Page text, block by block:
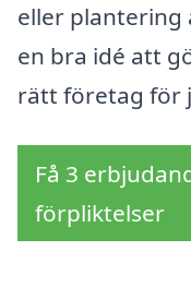
eller plantering
en bra idé att
rätt företag för
Få 3
förpliktelser